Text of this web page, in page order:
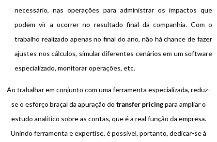
necessário, nas operações para administrar os impactos que
podem vir a ocorrer no resultado final da companhia. Com o
trabalho realizado apenas no final do ano, não há chance de fazer
ajustes nos cálculos, simular diferentes cenários em um software
especializado, monitorar operações, etc.
Ao trabalhar em conjunto com uma ferramenta especializada, reduz-
se o esforço braçal da apuração do transfer pricingpara ampliar o
estudo analítico sobre as contas, que é a real função da empresa.
Unindo ferramenta e expertise, é possível, portanto, dedicar-se à